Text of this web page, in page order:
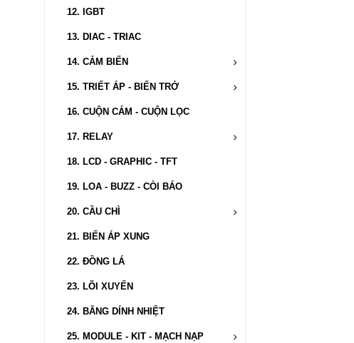
12. IGBT
13. DIAC - TRIAC
14. CẢM BIẾN
15. TRIẾT ÁP - BIẾN TRỞ
16. CUỘN CẢM - CUỘN LỌC
17. RELAY
18. LCD - GRAPHIC - TFT
19. LOA - BUZZ - CÒI BÁO
20. CẦU CHÌ
21. BIẾN ÁP XUNG
22. ĐỒNG LÁ
23. LÕI XUYẾN
24. BĂNG DÍNH NHIỆT
25. MODULE - KIT - MẠCH NẠP